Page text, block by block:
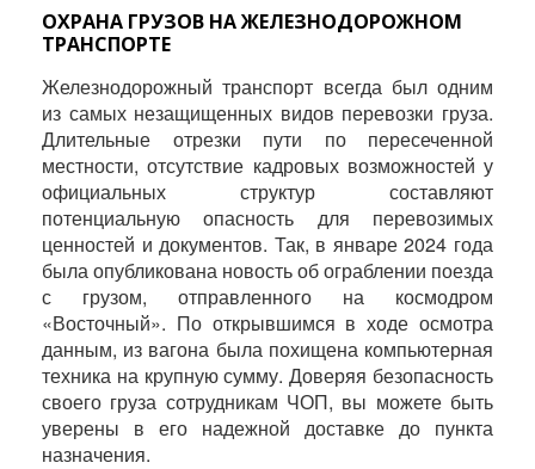
ОХРАНА ГРУЗОВ НА ЖЕЛЕЗНОДОРОЖНОМ
ТРАНСПОРТЕ
Железнодорожный транспорт всегда был одним
из самых незащищенных видов перевозки груза.
Длительные отрезки пути по пересеченной
местности, отсутствие кадровых возможностей у
официальных структур составляют
потенциальную опасность для перевозимых
ценностей и документов. Так, в январе 2024 года
была опубликована новость об ограблении поезда
с грузом, отправленного на космодром
«Восточный». По открывшимся в ходе осмотра
данным, из вагона была похищена компьютерная
техника на крупную сумму. Доверяя безопасность
своего груза сотрудникам ЧОП, вы можете быть
уверены в его надежной доставке до пункта
назначения.